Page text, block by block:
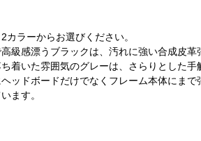
カラーからお選びください。
高級感漂うブラックは、汚れに強い合成皮革
ち着いた雰囲気のグレーは、さらりとした
ッドボードだけでなくフレーム本体にま
ます。